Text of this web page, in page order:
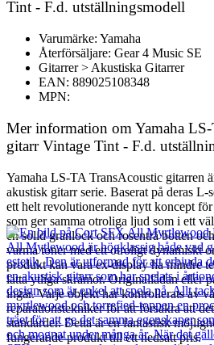
Tint - F.d. utställningsmodell
Varumärke: Yamaha
Återförsäljare: Gear 4 Music SE
Gitarrer > Akustiska Gitarrer
EAN: 889025108348
MPN:
Mer information om Yamaha
gitarr Vintage Tint - F.d.
Yamaha LS-TA TransAcoustic gitarren
akustisk gitarr serie. Baserat på deras L-
ett helt revolutionerande nytt koncept
som ger samma otroliga ljud som i ett
en solid granlock och rosenträ botten
varma toner med ett otroligt dynamiskt
produkt kan vara ex-display ha mindre
lätta ytliga skråmor. Originallådan eller
ingår. Varje objekt har kontrollerats av
reparationstekniker för att försäkra att
standarder. Detta är en fantastisk
fungerande produkt till ett nedsatt pris.